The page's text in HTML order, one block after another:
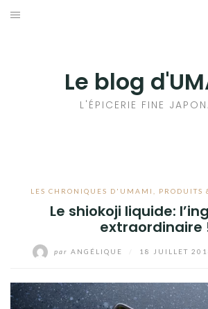
Aller
Le blog
L'ÉPICERIE FINE
LES CHRONIQUES D'UMAMI PRODUITS
Le shiokoji liquide:
extraordinaire
par ANGÉLIQUE 18 JUILLET